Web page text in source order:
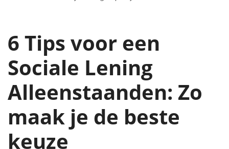
6 Tips voor een
Sociale Lening
Alleenstaanden: Zo
maak je de beste
keuze